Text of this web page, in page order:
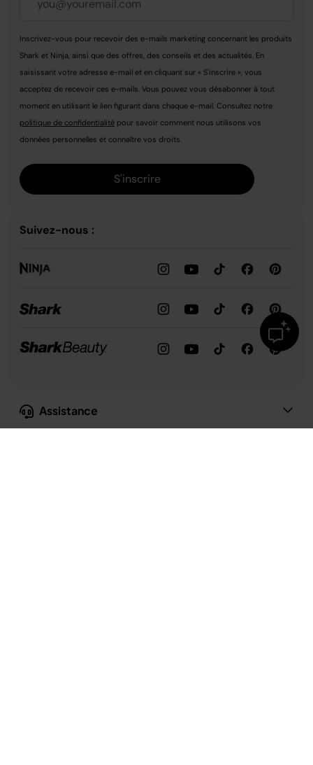
Assistance
Inscrivez-vous pour recevoir des e-mails marketing concernant les produits
Shark et Ninja, ainsi que des offres, des conseils et des actualités. En
saisissant votre adresse e-mail et en cliquant sur « S'inscrire », vous
acceptez de recevoir ces e-mails. Vous pouvez vous désabonner à tout
moment en utilisant le lien figurant dans chaque e-mail. Consultez notre
politique de confidentialité pour savoir comment nous utilisons vos
données personnelles et connaître vos droits.
S'inscrire
Suivez-nous :